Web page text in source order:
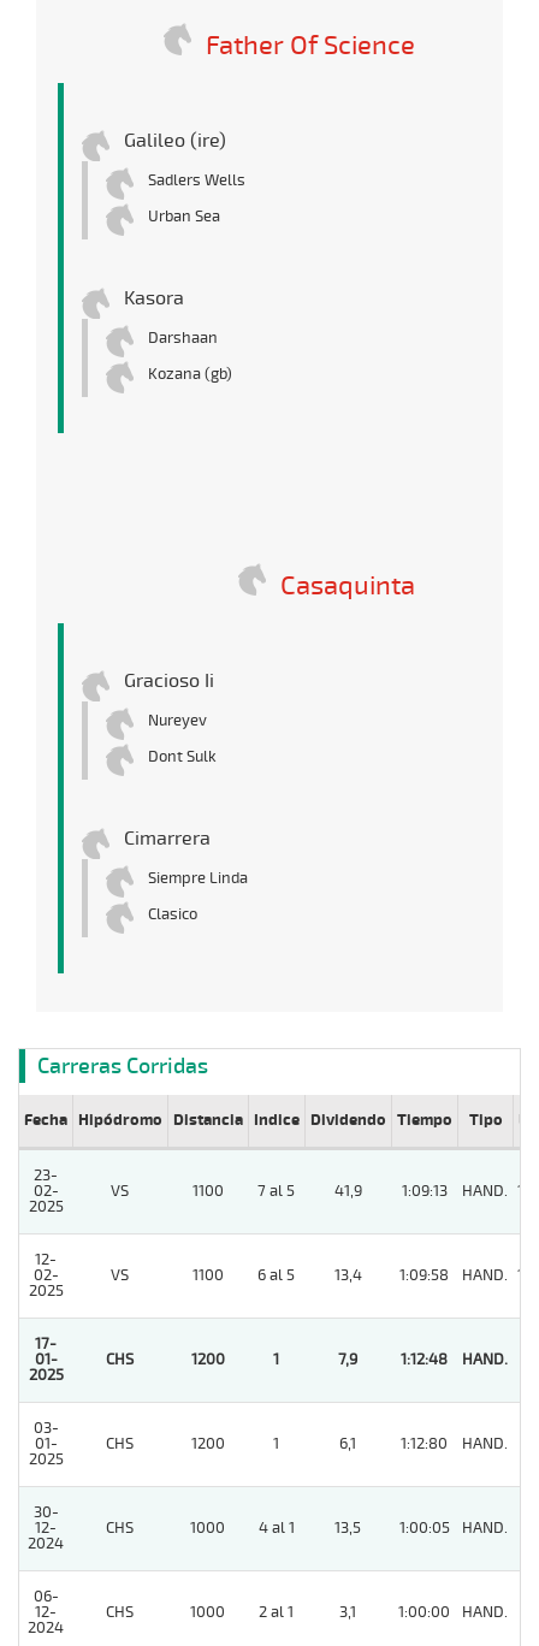
Father Of Science
Galileo (ire)
Sadlers Wells
Urban Sea
Kasora
Darshaan
Kozana (gb)
Casaquinta
Gracioso Ii
Nureyev
Dont Sulk
Cimarrera
Siempre Linda
Clasico
Carreras Corridas
Fecha Hipódromo Distancia Indice Dividendo Tiempo Tipo Lº
23-
02-
2025
VS 1100 7 al 5 41,9 1:09:13 HAND. 14
12-
02-
2025
VS 1100 6 al 5 13,4 1:09:58 HAND. 10
17-
01-
2025
CHS 1200 1 7,9 1:12:48 HAND.
03-
01-
2025
CHS 1200 1 6,1 1:12:80 HAND.
30-
12-
2024
CHS 1000 4 al 1 13,5 1:00:05 HAND.
06-
12-
2024
CHS 1000 2 al 1 3,1 1:00:00 HAND.